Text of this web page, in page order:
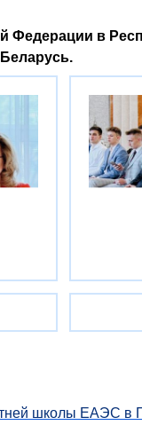
Федерации в
школы ЕАЭС в